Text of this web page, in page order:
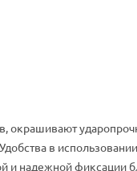
окрашивают
в
и надежной фиксации